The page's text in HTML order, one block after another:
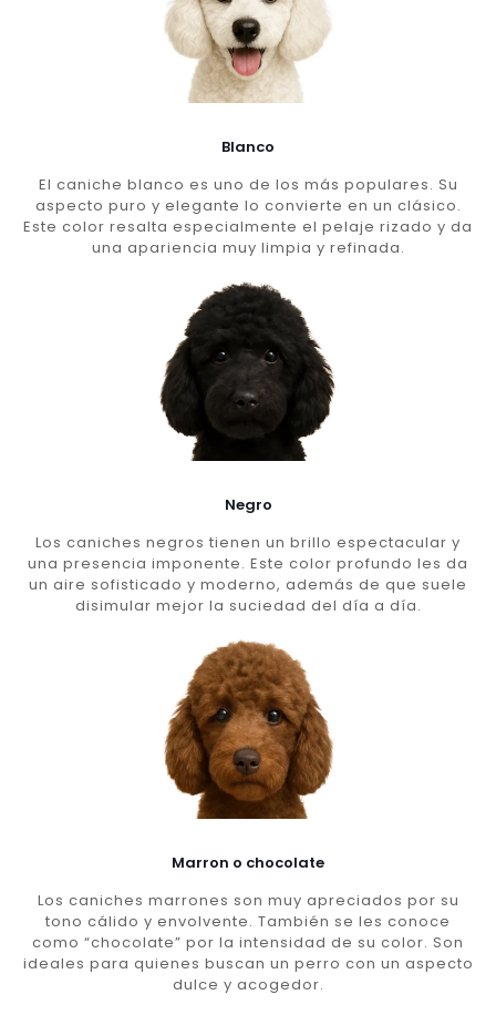
Blanco
El caniche blanco es uno de los más populares. Su
aspecto puro y elegante lo convierte en un clásico.
Este color resalta especialmente el pelaje rizado y da
una apariencia muy limpia y refinada.
Negro
Los caniches negros tienen un brillo espectacular y
una presencia imponente. Este color profundo les da
un aire sofisticado y moderno, además de que suele
disimular mejor la suciedad del día a día.
Marron o chocolate
Los caniches marrones son muy apreciados por su
tono cálido y envolvente. También se les conoce
como “chocolate” por la intensidad de su color. Son
ideales para quienes buscan un perro con un aspecto
dulce y acogedor.